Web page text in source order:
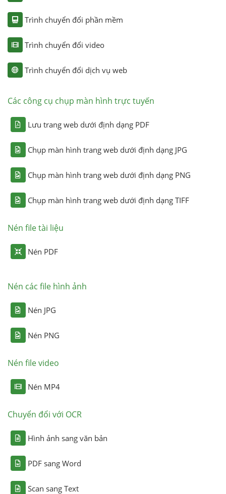
Trình chuyển đổi phần mềm
Trình chuyển đổi video
Trình chuyển đổi dịch vụ web
Các công cụ chụp màn hình trực tuyến
Lưu trang web dưới định dạng PDF
Chụp màn hình trang web dưới định dạng JPG
Chụp màn hình trang web dưới định dạng PNG
Chụp màn hình trang web dưới định dạng TIFF
Nén file tài liệu
Nén PDF
Nén các file hình ảnh
Nén JPG
Nén PNG
Nén file video
Nén MP4
Chuyển đổi với OCR
Hình ảnh sang văn bản
PDF sang Word
Scan sang Text